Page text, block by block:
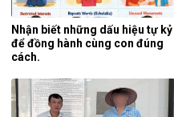
Nhận biết những dấu hiệu tự kỷ
để đồng hành cùng con đúng
cách.